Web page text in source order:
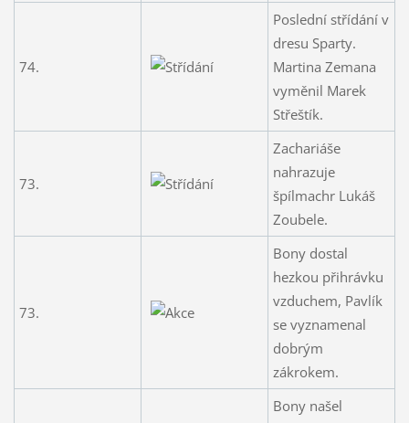
74.
Poslední střídání v
dresu Sparty.
Martina Zemana
vyměnil Marek
Střeštík.
73.
Zachariáše
nahrazuje
špílmachr Lukáš
Zoubele.
73.
Bony dostal
hezkou přihrávku
vzduchem, Pavlík
se vyznamenal
dobrým
zákrokem.
Bony našel